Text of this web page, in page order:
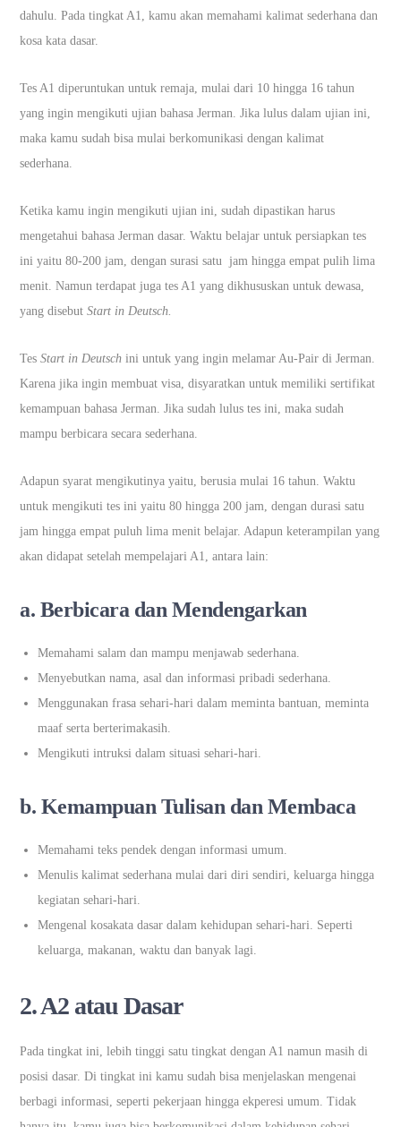
dahulu. Pada tingkat A1, kamu akan memahami kalimat sederhana dan
kosa kata dasar.
Tes A1 diperuntukan untuk remaja, mulai dari 10 hingga 16 tahun
yang ingin mengikuti ujian bahasa Jerman. Jika lulus dalam ujian ini,
maka kamu sudah bisa mulai berkomunikasi dengan kalimat
sederhana.
Ketika kamu ingin mengikuti ujian ini, sudah dipastikan harus
mengetahui bahasa Jerman dasar. Waktu belajar untuk persiapkan tes
ini yaitu 80-200 jam, dengan surasi satu jam hingga empat pulih lima
menit. Namun terdapat juga tes A1 yang dikhususkan untuk dewasa,
yang disebutStart in Deutsch.
TesStart in Deutschini untuk yang ingin melamar Au-Pair di Jerman.
Karena jika ingin membuat visa, disyaratkan untuk memiliki sertifikat
kemampuan bahasa Jerman. Jika sudah lulus tes ini, maka sudah
mampu berbicara secara sederhana.
Adapun syarat mengikutinya yaitu, berusia mulai 16 tahun. Waktu
untuk mengikuti tes ini yaitu 80 hingga 200 jam, dengan durasi satu
jam hingga empat puluh lima menit belajar. Adapun keterampilan yang
akan didapat setelah mempelajari A1, antara lain:
a. Berbicara dan Mendengarkan
Memahami salam dan mampu menjawab sederhana.
Menyebutkan nama, asal dan informasi pribadi sederhana.
Menggunakan frasa sehari-hari dalam meminta bantuan, meminta
maaf serta berterimakasih.
Mengikuti intruksi dalam situasi sehari-hari.
b. Kemampuan Tulisan dan Membaca
Memahami teks pendek dengan informasi umum.
Menulis kalimat sederhana mulai dari diri sendiri, keluarga hingga
kegiatan sehari-hari.
Mengenal kosakata dasar dalam kehidupan sehari-hari. Seperti
keluarga, makanan, waktu dan banyak lagi.
2. A2 atau Dasar
Pada tingkat ini, lebih tinggi satu tingkat dengan A1 namun masih di
posisi dasar. Di tingkat ini kamu sudah bisa menjelaskan mengenai
berbagi informasi, seperti pekerjaan hingga ekperesi umum. Tidak